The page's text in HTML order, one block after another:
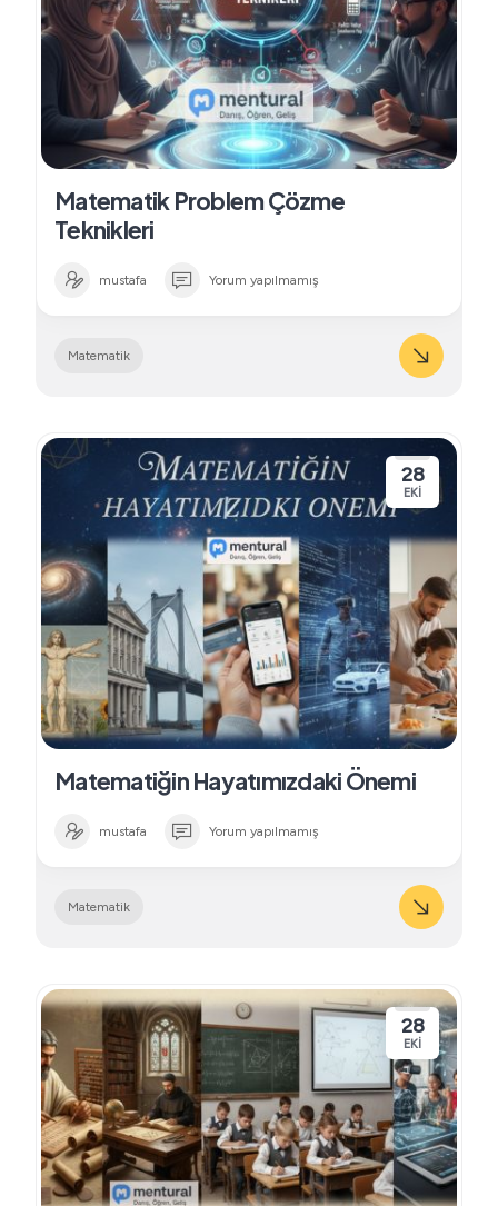
Matematik Problem Çözme
Teknikleri
mustafa Yorum yapılmamış
Matematik
28
EKI
Matematiğin Hayatımızdaki Önemi
mustafa Yorum yapılmamış
Matematik
28
EKI